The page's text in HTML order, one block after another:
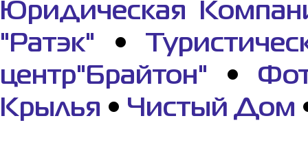
Юридическая
"Ратэк" •
центр"Брайтон" •
Крылья • Чистый Дом